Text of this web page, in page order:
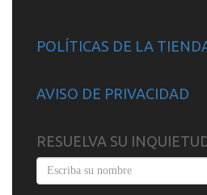
POLÍTICAS DE LA
AVISO DE PRIVACIDAD
RESUELVA SU